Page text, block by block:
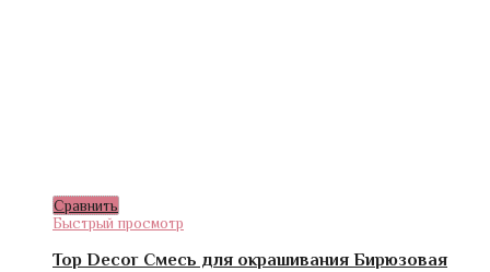
Сравнить
Быстрый просмотр
Top Decor Смесь для окрашивания Бирюзовая